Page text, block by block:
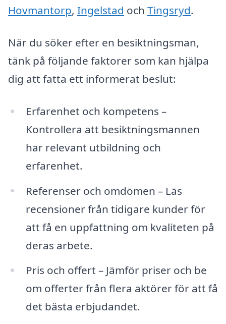
Hovmantorp, Ingelstad och Tingsryd.
När du söker efter en besiktningsman,
tänk på följande faktorer som kan hjälpa
dig att fatta ett informerat beslut:
Erfarenhet och kompetens –
Kontrollera att besiktningsmannen
har relevant utbildning och
erfarenhet.
Referenser och omdömen – Läs
recensioner från tidigare kunder för
att få en uppfattning om kvaliteten på
deras arbete.
Pris och offert – Jämför priser och be
om offerter från flera aktörer för att få
det bästa erbjudandet.